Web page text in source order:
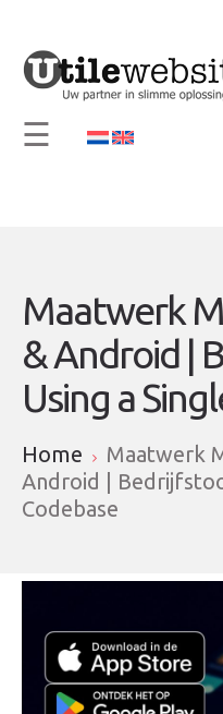
Visie
☰
Maatwerk
& Android |
Using a
Home
Maatwerk
Android |
Codebase